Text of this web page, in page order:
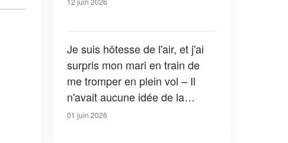
Je suis hôtesse de l'air, et j'ai
surpris mon mari en train de
me tromper en plein vol – Il
n'avait aucune idée de la
vengeance que j'avais prévue
01 juin 2026